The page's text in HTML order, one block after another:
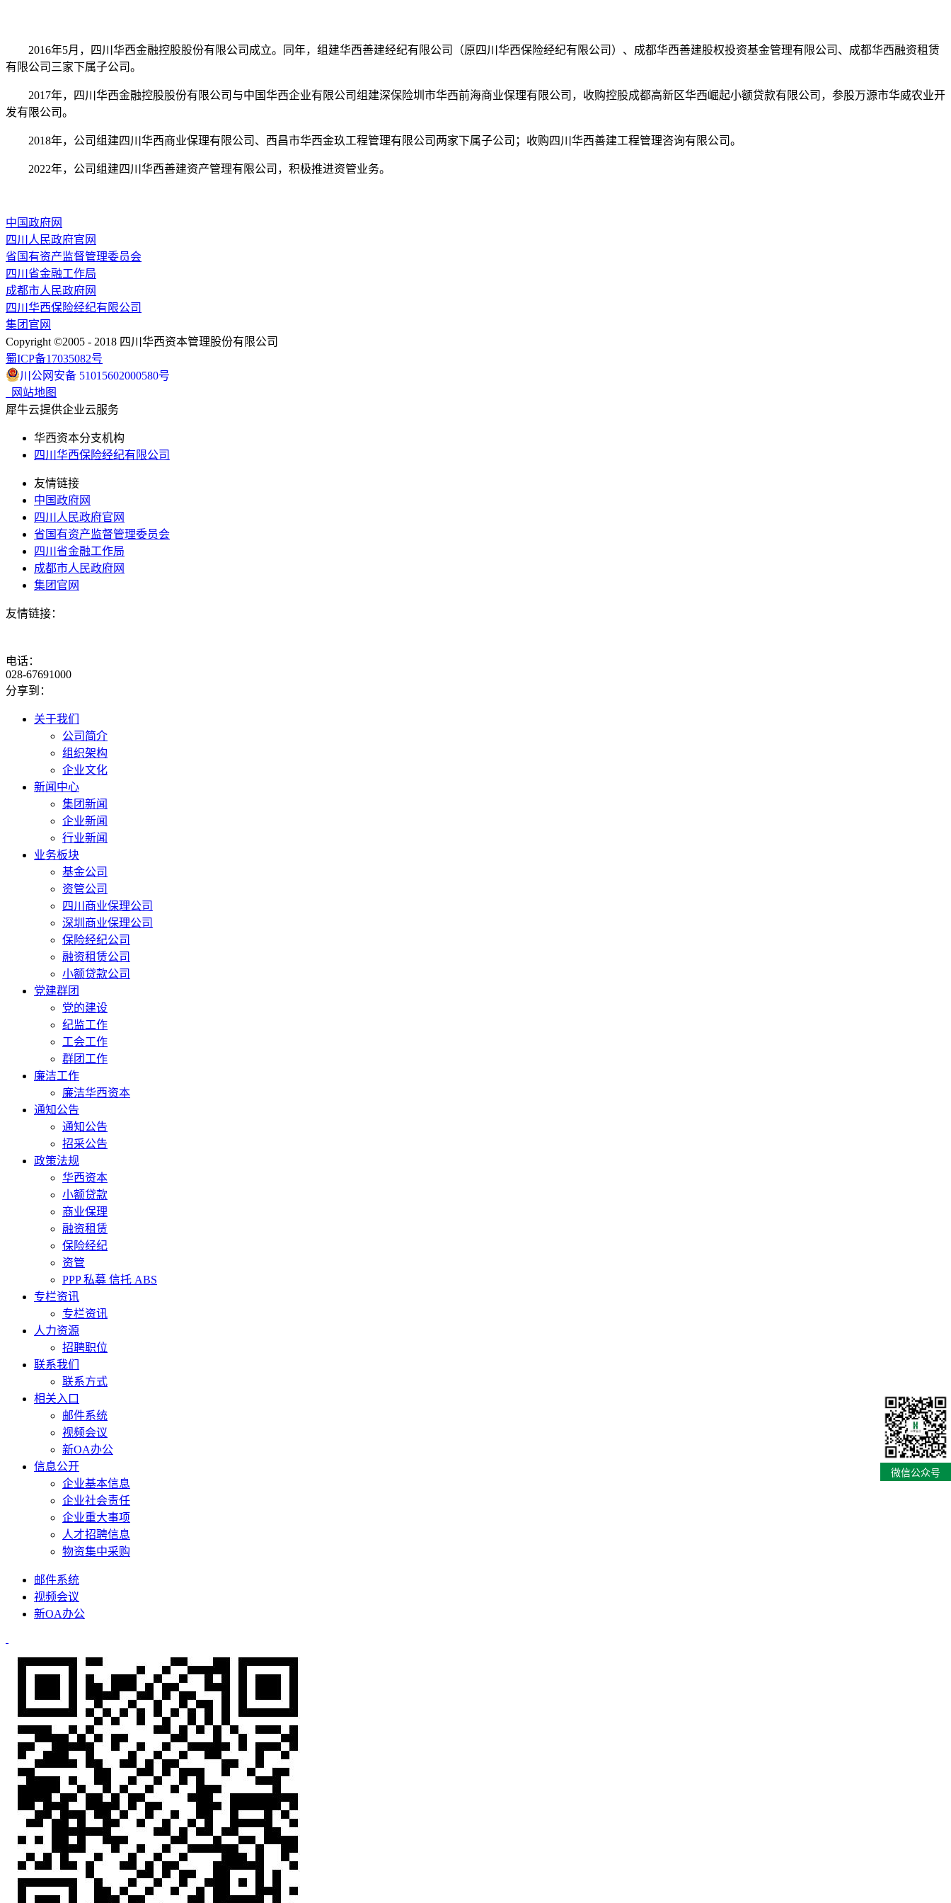
2016年5月，四川华西金融控股股份有限公司成立。同年，组建华西善建经纪有限公司（原四川华西保险经纪有限公司）、成都华西善建股权投资基金管理有限公司、成都华西融资租赁
有限公司三家下属子公司。
2017年，
四川华西金融控股股份有限公司与中国华西企业有限公司组建深保险圳市华西前海商业保理有限公司，收购控股成都高新区华西崛起小额贷款有限公司，参股万源市华威农业开
发有限公司。
2018年，公司组建四川华西商业保理有限公司、西昌市华西金玖工程管理有限公司两家下属子公司 ；收购四川华西善建工程管理咨询有限公司。
2022年，公司组建四川华西善建资产管理有限公司，积极推进资管业务。
中国政府网
四川人民政府官网
省国有资产监督管理委员会
四川省金融工作局
成都市人民政府网
四川华西保险经纪有限公司
集团官网
Copyright ©2005 - 2018 四川华西资本管理股份有限公司
蜀ICP备17035082号
川公网安备 51015602000580号
网站地图
犀牛云提供企业云服务
华西资本分支机构
四川华西保险经纪有限公司
友情链接
中国政府网
四川人民政府官网
省国有资产监督管理委员会
四川省金融工作局
成都市人民政府网
集团官网
友情链接：
电话：
028-67691000
分享到：
关于我们
公司简介
组织架构
企业文化
新闻中心
集团新闻
企业新闻
行业新闻
业务板块
基金公司
资管公司
四川商业保理公司
深圳商业保理公司
保险经纪公司
融资租赁公司
小额贷款公司
党建群团
党的建设
纪监工作
工会工作
群团工作
廉洁工作
廉洁华西资本
通知公告
通知公告
招采公告
政策法规
华西资本
小额贷款
商业保理
融资租赁
保险经纪
资管
PPP 私募 信托 ABS
专栏资讯
专栏资讯
人力资源
招聘职位
联系我们
联系方式
相关入口
邮件系统
视频会议
新OA办公
信息公开
企业基本信息
企业社会责任
企业重大事项
人才招聘信息
物资集中采购
邮件系统
视频会议
新OA办公
微信公众号